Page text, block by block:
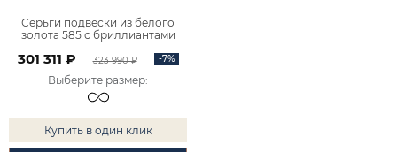
Серьги подвески из белого
золота 585 с бриллиантами
301 311 ₽ 323 990 ₽ -7%
Выберите размер:
Купить в один клик